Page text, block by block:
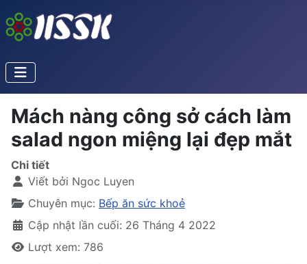
Mách nàng công sở cách làm
salad ngon miệng lại đẹp mắt
Chi tiết
Viết bởi Ngoc Luyen
Chuyên mục: Bếp ăn sức khoẻ
Cập nhật lần cuối: 26 Tháng 4 2022
Lượt xem: 786